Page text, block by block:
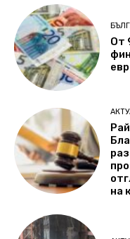
От
на